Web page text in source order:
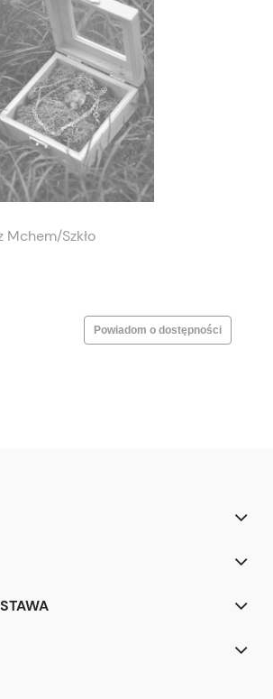
Mchem/Szkło
Powiadom o dostępności